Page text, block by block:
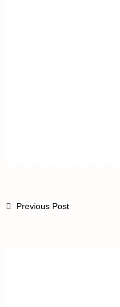
Previous Post